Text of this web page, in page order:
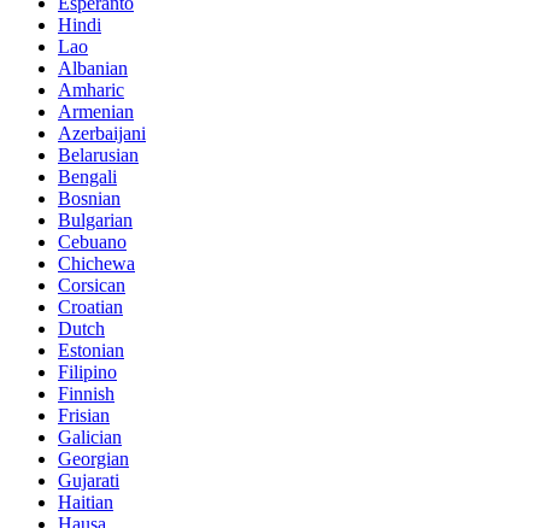
Hindi
Lao
Albanian
Amharic
Armenian
Azerbaijani
Belarusian
Bengali
Bosnian
Bulgarian
Cebuano
Chichewa
Corsican
Croatian
Dutch
Estonian
Filipino
Finnish
Frisian
Galician
Georgian
Gujarati
Haitian
Hausa